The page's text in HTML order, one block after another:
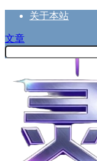
关于本站
文章